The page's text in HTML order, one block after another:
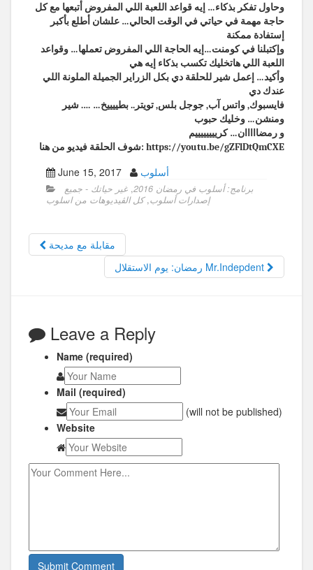
وحاول تفكر بذكاء… إيه قواعد اللعبة اللي المفروض أتبعها مع كل
حاجة مهمة في حياتي في الوقت الحالي… علشان أطلع بأكبر
إستفادة ممكنة
وإكتبلنا في كومنت…إيه الحاجة اللي المفروض تعملها… وقواعد
اللعبة اللي هاتخليك تكسب بذكاء إيه هي
وأكيد… إعمل شير للحلقة دي بكل الزراير الجميلة الملونة اللي
عندك دي
فايسبوك, واتس آب, جوجل بلس, تويتر.. بطييييخ… …. شير
ومنشن… وخليك حبوب
و رمضااااان… كرييييييييم
شوف الحلقة فيديو من هنا: https://youtu.be/gZFlDtQmCXE
June 15, 2017 أسلوب
برنامج: أسلوب في رمضان 2016 , غير حياتك - جميع
إصدارات أسلوب,كل الڤيديوهات من اسلوب
مقابلة مع مديحة
رمضان: يوم الاستقلال Mr.Indepdent
Leave a Reply
Name (required)
Mail (required)
(will not be published)
Website